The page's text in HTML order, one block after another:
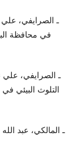
ـ الصرايفي، علي
في محافظة
ـ الصرايفي، علي
التلوث البيئي